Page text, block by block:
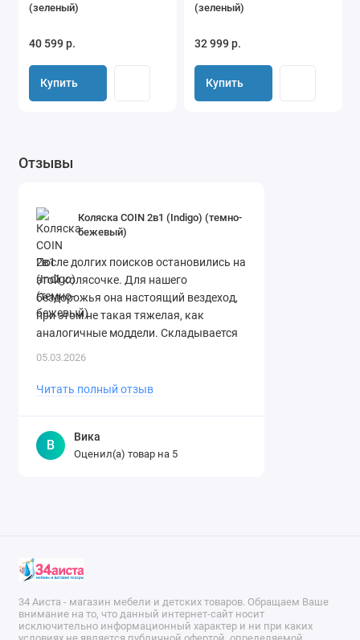
(зеленый)
40 599 р.
Купить
(зеленый)
32 999 р.
Купить
Отзывы
Коляска COIN 2в1 (Indigo) (темно-
бежевый)
После долгих поисков остановились на
этой колясочке. Для нашего
бездорожья она настоящий вездеход,
при этом не такая тяжелая, как
аналогичные моддели. Складывается
05.03.2026
Читать полный отзыв
В
Вика
Оценил(а) товар на 5
34 Аиста - магазин мебели и детских товаров. Обращаем Ваше
внимание на то, что данный интернет-сайт носит
исключительно информационный характер и ни при каких